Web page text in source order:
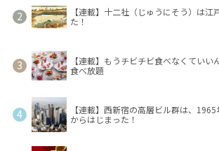
【連載】十二社（じゅうにそう）は江
た！
【連載】もうチビチビ食べなくていい
食べ放題
【連載】西新宿の高層ビル群は、
からはじまった！